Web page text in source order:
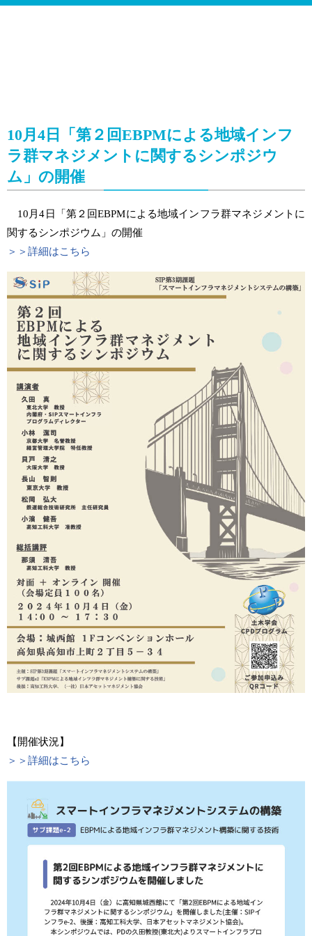
10月4日「第２回EBPMによる地域インフ
ラ群マネジメントに関するシンポジウ
ム」の開催
10月4日「第２回EBPMによる地域インフラ群マネジメントに
関するシンポジウム」の開催
＞＞詳細はこちら
【開催状況】
＞＞詳細はこちら